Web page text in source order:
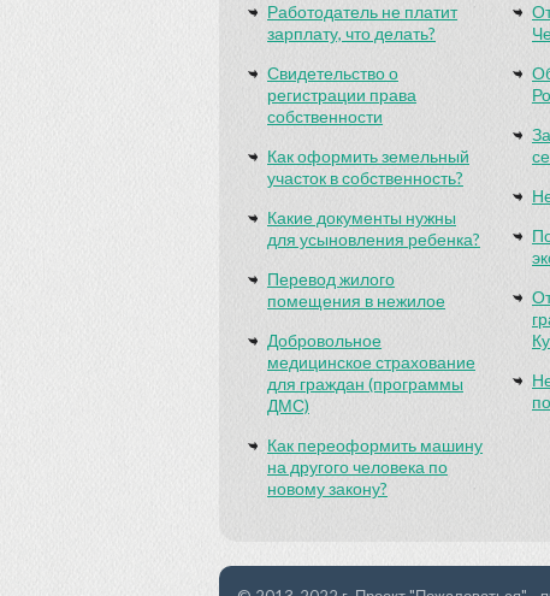
Работодатель не платит
зарплату, что делать?
Свидетельство о
регистрации права
собственности
Как оформить земельный
участок в собственность?
Какие документы нужны
для усыновления ребенка?
Перевод жилого
помещения в нежилое
Добровольное
медицинское страхование
для граждан (программы
ДМС)
Как переоформить машину
на другого человека по
новому закону?